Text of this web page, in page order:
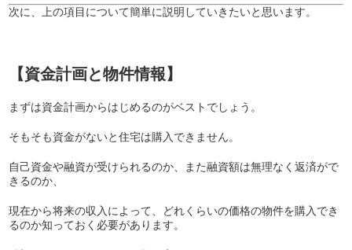
次に、上の項目について簡単に説明していきたいと思います。
【資金計画と物件情報】
まずは資金計画からはじめるのがベストでしょう。
そもそも資金がないと住宅は購入できません。
自己資金や融資が受けられるのか、また融資額は無理なく返済がで
きるのか、
現在から将来の収入によって、どれくらいの価格の物件を購入でき
るのか知っておく必要があります。